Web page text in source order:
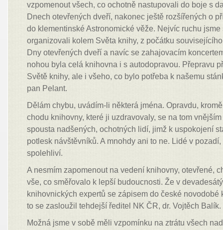
vzpomenout všech, co ochotně nastupovali do boje s
Dnech otevřených dveří, nakonec ještě rozšířených o
do klementinské Astronomické věže. Nejvíc ruchu
organizovali kolem Světa knihy, z počátku
Dny otevřených dveří a navíc se zahajovacím
nohou byla celá knihovna i s autodopravou. Přepravu
Světě knihy, ale i všeho, co bylo potřeba k našemu
pan Pelant.
Dělám chybu, uvádím-li některá jména. Opravdu,
chodu knihovny, které ji uzdravovaly, se na tom
spousta nadšených, ochotných lidí, jimž k uspokojení
potlesk návštěvníků. A mnohdy ani to ne. Lidé v
spolehliví.
A nesmím zapomenout na vedení knihovny, otevřené,
vše, co směřovalo k lepší budoucnosti. Že v
knihovnických expertů se zápisem do české novodobé
to se zasloužil tehdejší ředitel NK ČR, dr. Vojtěch Balík.
Možná jsme v sobě měli vzpomínku na ztrátu všech